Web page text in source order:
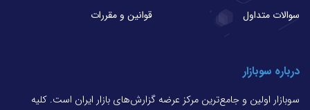
سوالات متداول
قوانین و مقررات
درباره سوبازار
سوبازار اولین و جامع‌ترین مرکز عرضه گزارش‌های بازار ایران است. کلیه